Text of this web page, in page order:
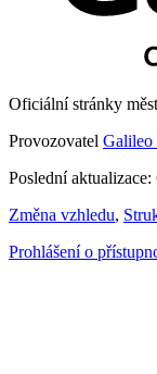
Oficiální stránky
Provozovatel Galileo
Poslední
Změna vzhledu,
Prohlášení o